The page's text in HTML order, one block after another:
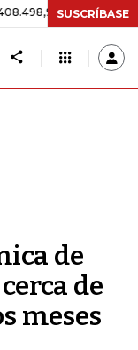
+$ 8.753,81 +2,19%
SUSCRÍBASE
de
de
meses